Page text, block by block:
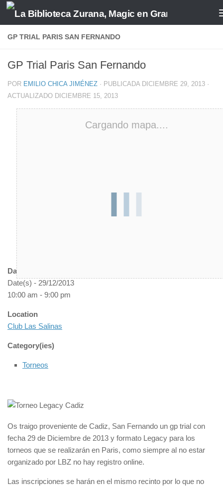
Saltar al contenido
GP TRIAL PARIS SAN FERNANDO
GP Trial Paris San Fernando
POR EMILIO CHICA JIMÉNEZ · PUBLICADA DICIEMBRE 29, 2013 ·
ACTUALIZADO DICIEMBRE 15, 2013
Cargando mapa....
Date/Time
Date(s) - 29/12/2013
10:00 am - 9:00 pm
Location
Club Las Salinas
Category(ies)
Torneos
Os traigo proveniente de Cadiz, San Fernando un gp trial con
fecha 29 de Diciembre de 2013 y formato Legacy para los
torneos que se realizarán en Paris, como siempre al no estar
organizado por LBZ no hay registro online.
Las inscripciones se harán en el mismo recinto por lo que no